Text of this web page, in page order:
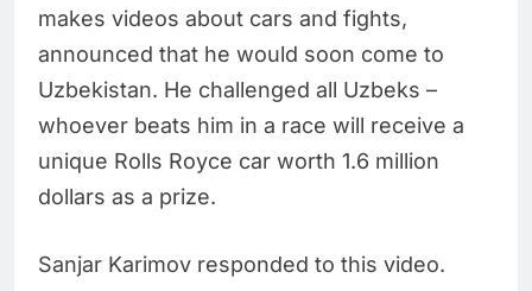
makes videos about cars and fights,
announced that he would soon come to
Uzbekistan. He challenged all Uzbeks –
whoever beats him in a race will receive a
unique Rolls Royce car worth 1.6 million
dollars as a prize.
Sanjar Karimov responded to this video.